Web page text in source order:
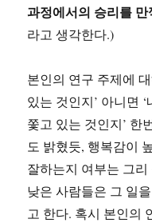
과정에서의 승리를
라고 생각한다.)
본인의 연구 주제에
있는 것인지’ 아니면
쫓고 있는 것인지’ 한
도 밝혔듯, 행복감이
잘하는지 여부는 그
낮은 사람들은 그 일
고 한다. 혹시 본인의